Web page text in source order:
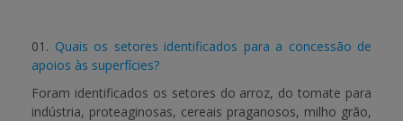
01. Quais os setores identificados para a concessão de
apoios às superfícies?
Foram identificados os setores do arroz, do tomate para
indústria, proteaginosas, cereais praganosos, milho grão,